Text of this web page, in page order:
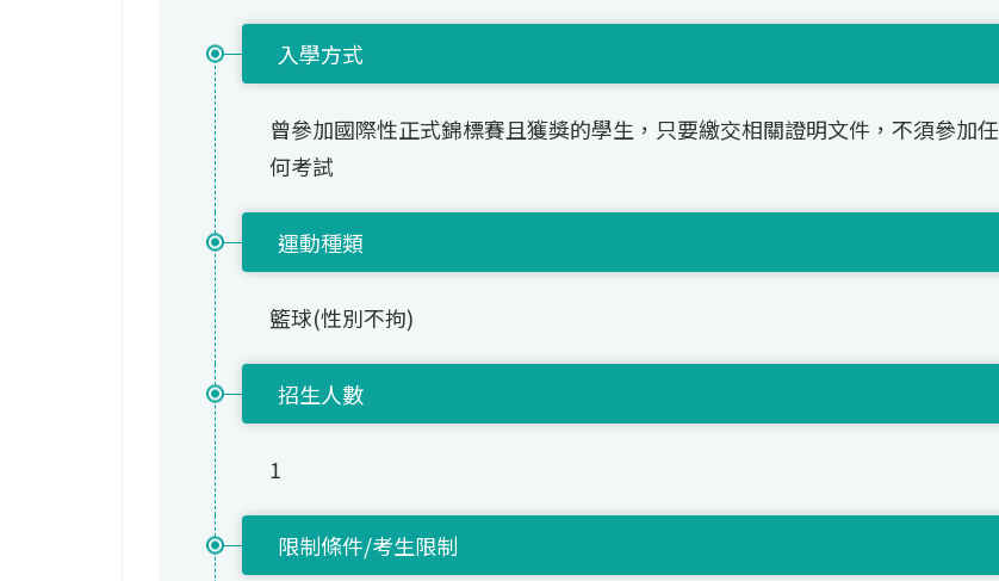
入學方式
曾參加國際性正式錦標賽且獲獎的學生，只要繳交相關證明文件，不須參加任
何考試
運動種類
籃球(性別不拘)
招生人數
1
限制條件/考生限制